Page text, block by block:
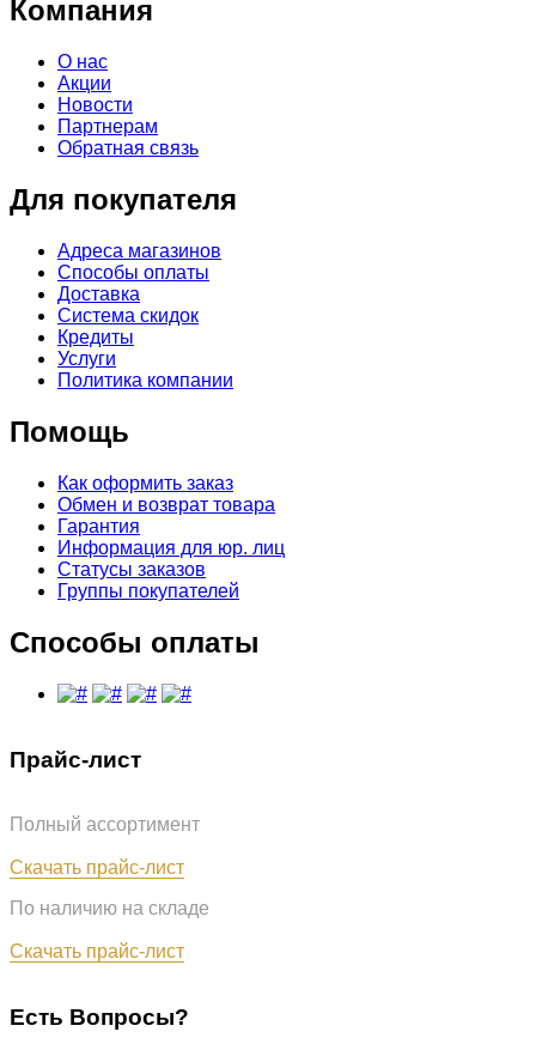
Компания
О нас
Акции
Новости
Партнерам
Обратная связь
Для покупателя
Адреса магазинов
Способы оплаты
Доставка
Система скидок
Кредиты
Услуги
Политика компании
Помощь
Как оформить заказ
Обмен и возврат товара
Гарантия
Информация для юр. лиц
Статусы заказов
Группы покупателей
Способы оплаты
Прайс-лист
Полный ассортимент
Скачать прайс-лист
По наличию на складе
Скачать прайс-лист
Есть Вопросы?